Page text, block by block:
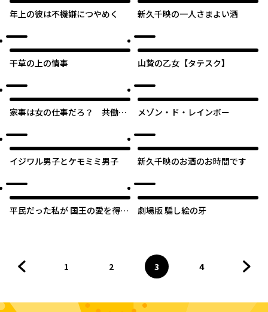
年上の彼は不機嫌につやめく 新久千映の一人さまよい酒
干草の上の情事 山贄の乙女【タテスク】
家事は女の仕事だろ？ 共働き
メゾン・ド・レインボー
イジワル男子とケモミミ男子 新久千映のお酒のお時間です
平民だった私が 国王の愛を得て
ク】
劇場版 騙し絵の牙
1
2
ページ
3
へ
4